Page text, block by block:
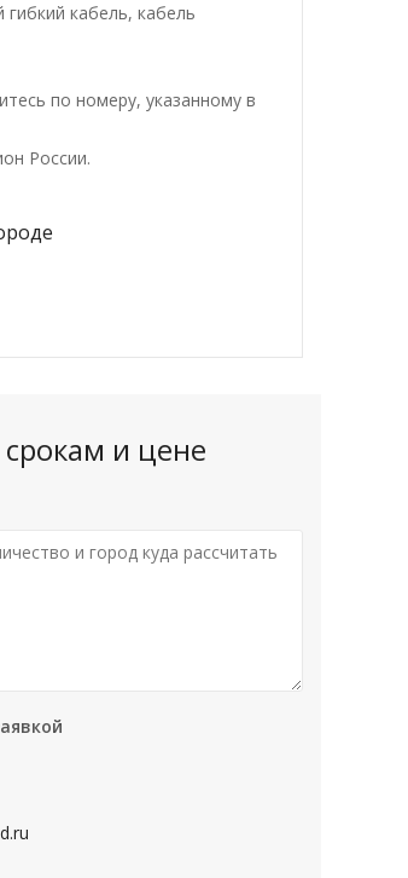
кабель, кабель
по номеру, указанному в
России.
и цене